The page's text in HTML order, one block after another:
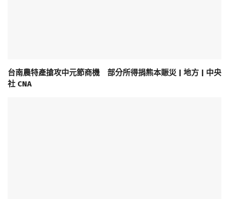
台南農特產搶攻中元節商機 部分所得捐熊本賑災 | 地方 | 中央
社 CNA